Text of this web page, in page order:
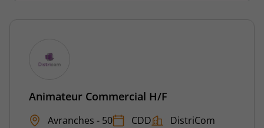
Animateur Commercial H/F
Avranches - 50 CDD
DistriCom